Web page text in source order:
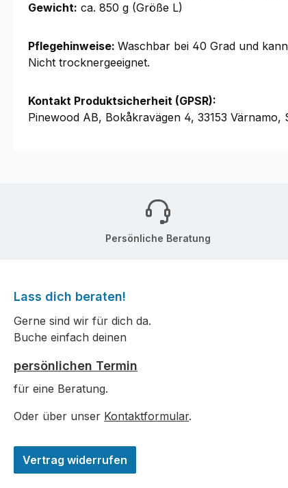
Gewicht: ca. 850 g (Größe L)
Pflegehinweise: Waschbar bei 40 Grad und
Nicht trocknergeeignet.
Kontakt Produktsicherheit (GPSR):
Pinewood AB, Bokåkravägen 4, 33153 Värnamo,
Persönliche Beratung
Lass dich beraten!
Gerne sind wir für dich da.
Buche einfach deinen
persönlichen Termin
für eine Beratung.
Oder über unser Kontaktformular.
Vertrag widerrufen